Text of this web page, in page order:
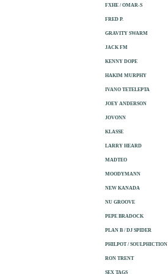
FXHE / OMAR-S
FRED P.
GRAVITY SWARM
JACK FM
KENNY DOPE
HAKIM MURPHY
IVANO TETELEPTA
JOEY ANDERSON
JOVONN
KLASSE
LARRY HEARD
MADTEO
MOODYMANN
NEW KANADA
NU GROOVE
PEPE BRADOCK
PLAN B / DJ SPIDER
PHILPOT / SOULPHICTION
RON TRENT
SEX TAGS